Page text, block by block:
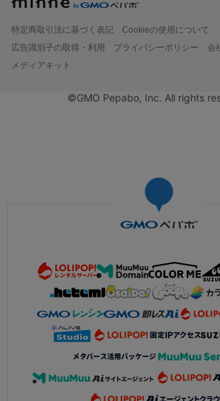
特定商取引法に基づく表記
Cookieの使用について
広告識別子の取得・利用
プライバシーポリシー 会
メディアキット
©GMO Pepabo, Inc. All rights